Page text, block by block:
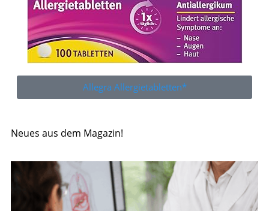
Allegra Allergietabletten*
Neues aus dem Magazin!